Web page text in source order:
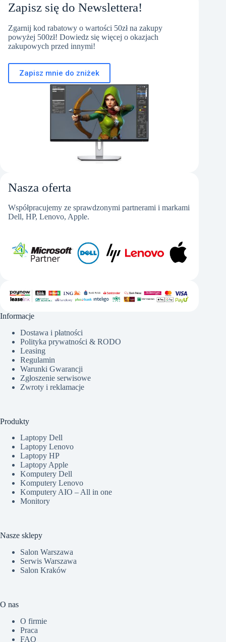
Zapisz się do Newslettera!
Zgarnij kod rabatowy o wartości 50zł na zakupy
powyżej 500zł! Dowiedz się więcej o okazjach
zakupowych przed innymi!
Zapisz mnie do zniżek
Nasza oferta
Współpracujemy ze sprawdzonymi partnerami i markami
Dell, HP, Lenovo, Apple.
Informacje
Dostawa i płatności
Polityka prywatności & RODO
Leasing
Regulamin
Warunki Gwarancji
Zgłoszenie serwisowe
Zwroty i reklamacje
Produkty
Laptopy Dell
Laptopy Lenovo
Laptopy HP
Laptopy Apple
Komputery Dell
Komputery Lenovo
Komputery AIO – All in one
Monitory
Nasze sklepy
Salon Warszawa
Serwis Warszawa
Salon Kraków
O nas
O firmie
Praca
FAQ